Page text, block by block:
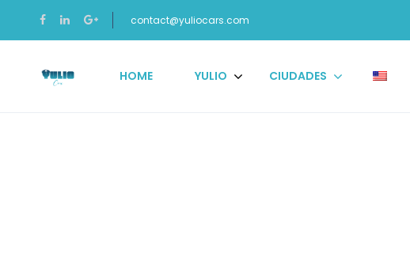
contact@yuliocars.com
HOME YULIO CIUDADES